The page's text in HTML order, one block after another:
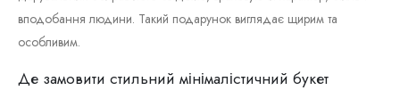
вподобання людини. Такий подарунок виглядає щирим та
особливим.
Де замовити стильний мінімалістичний букет